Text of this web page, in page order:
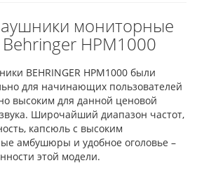
мониторные
HPM1000
BEHRINGER HPM1000 были
для начинающих пользователей
высоким для данной ценовой
Широчайший диапазон частот,
капсюль с высоким
амбушюры и удобное оголовье –
этой модели.